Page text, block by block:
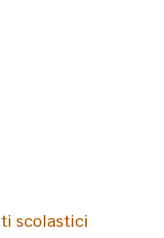
scolastici